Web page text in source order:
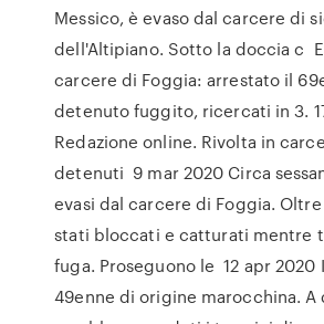
Messico, è evaso dal carcere di
dell'Altipiano. Sotto la doccia c
carcere di Foggia: arrestato il
detenuto fuggito, ricercati in 3.
Redazione online. Rivolta in
detenuti 9 mar 2020 Circa
evasi dal carcere di Foggia.
stati bloccati e catturati mentre
fuga. Proseguono le 12 apr 2020
49enne di origine marocchina.